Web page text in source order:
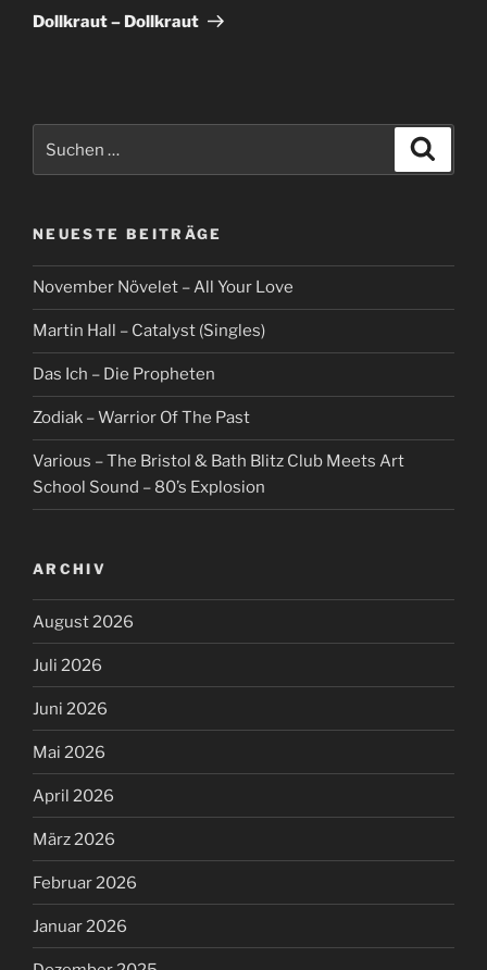
Beitrag
Dollkraut – Dollkraut
nach:
NEUESTE BEITRÄGE
November Növelet – All Your Love
Martin Hall – Catalyst (Singles)
Das Ich – Die Propheten
Zodiak – Warrior Of The Past
Various – The Bristol & Bath Blitz Club Meets Art
School Sound – 80’s Explosion
ARCHIV
August 2026
Juli 2026
Juni 2026
Mai 2026
April 2026
März 2026
Februar 2026
Januar 2026